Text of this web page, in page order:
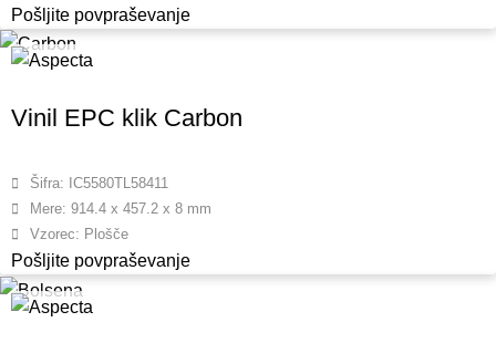
Pošljite povpraševanje
Vinil EPC klik Carbon
Šifra: IC5580TL58411
Mere: 914.4 x 457.2 x 8 mm
Vzorec: Plošče
Pošljite povpraševanje